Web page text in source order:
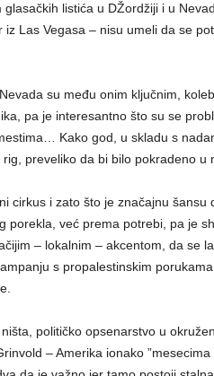
listića u DŽordžiji i u
iz Las Vegasa – nisu umeli da se
su među onim ključnim,
pa je interesantno što su se
Kako god, u skladu s
preveliko da bi bilo pokradeno u
cirkus i zato što je značajnu
porekla, već prema potrebi, pa je
– lokalnim – akcentom, da se
s propalestinskim
političko opsenarstvo u
– Amerika ionako